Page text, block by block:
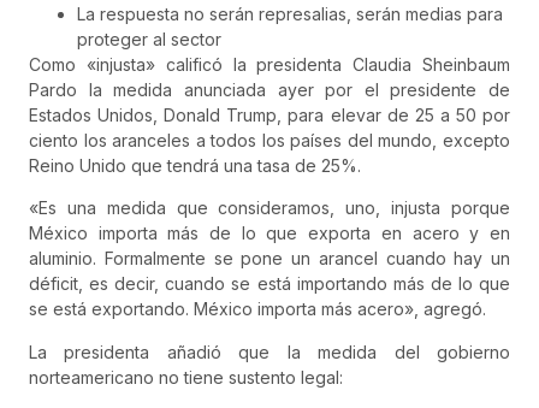
La respuesta ⁠no serán represalias, serán medias para
proteger al sector
Como «injusta» calificó la presidenta Claudia Sheinbaum
Pardo la medida anunciada ayer por el presidente de
Estados Unidos, Donald Trump, para elevar de 25 a 50 por
ciento los aranceles a todos los países del mundo, excepto
Reino Unido que tendrá una tasa de 25%.
«Es una medida que consideramos, uno, injusta porque
México importa más de lo que exporta en acero y en
aluminio. Formalmente se pone un arancel cuando hay un
déficit, es decir, cuando se está importando más de lo que
se está exportando. México importa más acero», agregó.
La presidenta añadió que la medida del gobierno
norteamericano no tiene sustento legal: